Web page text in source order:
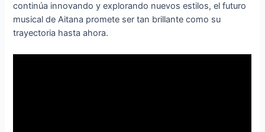
continúa innovando y explorando nuevos estilos, el futuro
musical de Aitana promete ser tan brillante como su
trayectoria hasta ahora.